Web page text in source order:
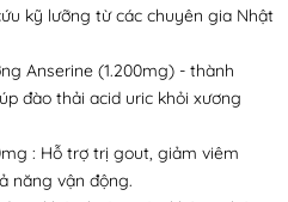
kỹ lưỡng từ các chuyên gia Nhật
Anserine (1.200mg) - thành
đào thải acid uric khỏi xương
: Hỗ trợ trị gout, giảm viêm
năng vận động.